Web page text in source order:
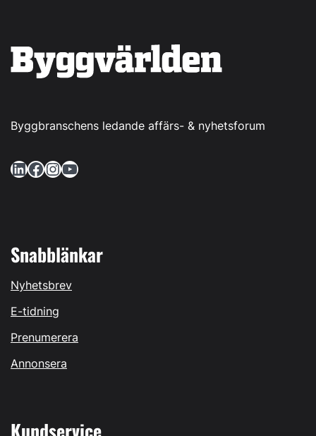
Byggbranschens ledande affärs- & nyhetsforum
LinkedIn Facebook InstagramYouTube
Snabblänkar
Nyhetsbrev
E-tidning
Prenumerera
Annonsera